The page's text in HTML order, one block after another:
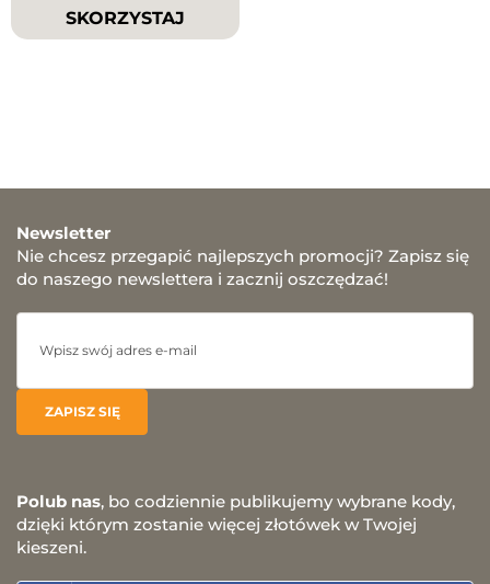
SKORZYSTAJ
Newsletter
Nie chcesz przegapić najlepszych promocji? Zapisz się
do naszego newslettera i zacznij oszczędzać!
Polub nas, bo codziennie publikujemy wybrane kody,
dzięki którym zostanie więcej złotówek w Twojej
kieszeni.